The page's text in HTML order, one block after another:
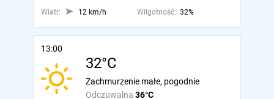
Wiatr:
12 km/h Wilgotność: 32%
13:00
32°C
Odczuwalna 36°C
Zachmurzenie małe, pogodnie